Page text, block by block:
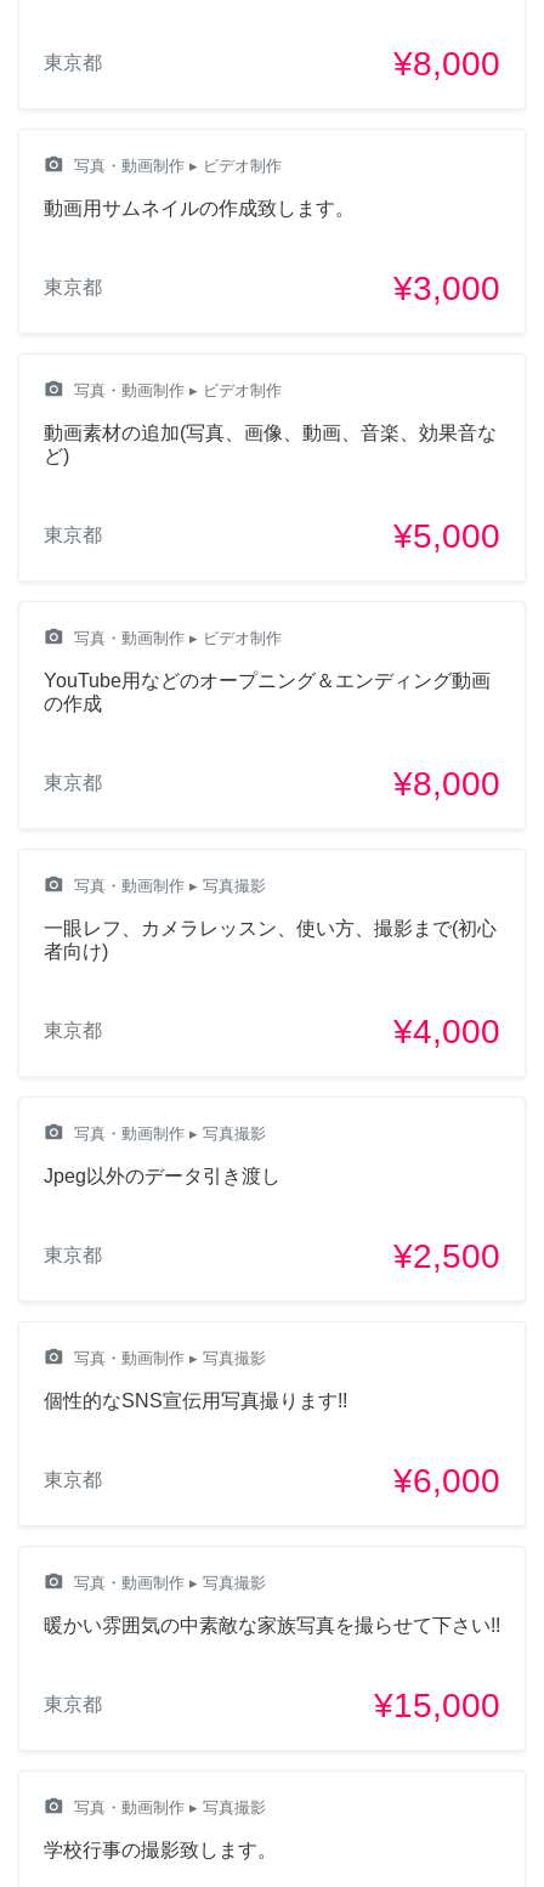
東京都 ¥8,000
camera_alt 写真・動画制作 ▸ ビデオ制作
動画用サムネイルの作成致します。
東京都 ¥3,000
camera_alt 写真・動画制作 ▸ ビデオ制作
動画素材の追加(写真、画像、動画、音楽、効果音な
ど)
東京都 ¥5,000
camera_alt 写真・動画制作 ▸ ビデオ制作
YouTube用などのオープニング＆エンディング動画
の作成
東京都 ¥8,000
camera_alt 写真・動画制作 ▸ 写真撮影
一眼レフ、カメラレッスン、使い方、撮影まで(初心
者向け)
東京都 ¥4,000
camera_alt 写真・動画制作 ▸ 写真撮影
Jpeg以外のデータ引き渡し
東京都 ¥2,500
camera_alt 写真・動画制作 ▸ 写真撮影
個性的なSNS宣伝用写真撮ります!!
東京都 ¥6,000
camera_alt 写真・動画制作 ▸ 写真撮影
暖かい雰囲気の中素敵な家族写真を撮らせて下さい!!
東京都 ¥15,000
camera_alt 写真・動画制作 ▸ 写真撮影
学校行事の撮影致します。